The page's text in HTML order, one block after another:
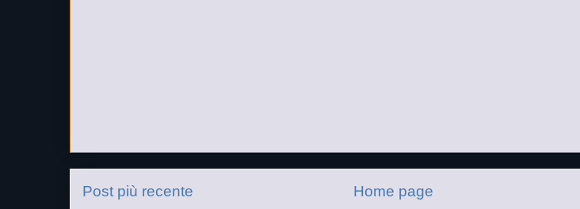
Post più recente Home page